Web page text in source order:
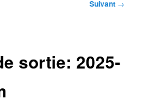
Suivant →
sortie: 2025-